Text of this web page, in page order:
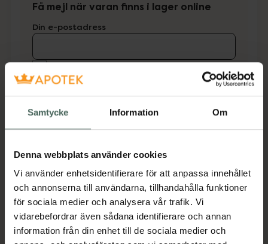
Samtycke Information Om
Denna webbplats använder cookies
Vi använder enhetsidentifierare för att anpassa innehållet
och annonserna till användarna, tillhandahålla funktioner
för sociala medier och analysera vår trafik. Vi
vidarebefordrar även sådana identifierare och annan
information från din enhet till de sociala medier och
Få mejl när varan finns i lager online
Din e-postadress
Fler produkter från Casall
Beskrivning Dölj
Jobba på dina chin ups och pull ups hemma!
Stången monteras enkelt i dörrkarmen för
stretchning och träning av överkroppen.